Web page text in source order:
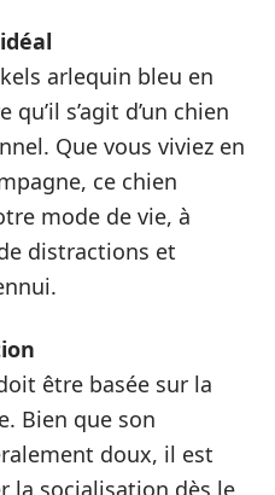
arlequin bleu en
qu’il s’agit d’un chien
Que vous viviez en
ce chien
mode de vie, à
distractions et
être basée sur la
Bien que son
doux, il est
la socialisation dès le